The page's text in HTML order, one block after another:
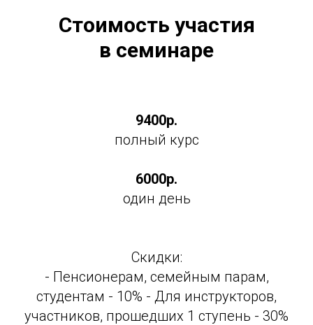
Стоимость участия
в семинаре
9400р.
полный курс
6000р.
один день
Скидки:
- Пенсионерам, семейным парам,
студентам - 10% - Для инструкторов,
участников, прошедших 1 ступень - 30%